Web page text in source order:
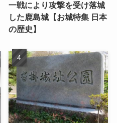
一戦により攻撃を受け落城
した鹿島城【お城特集 日本
の歴史】